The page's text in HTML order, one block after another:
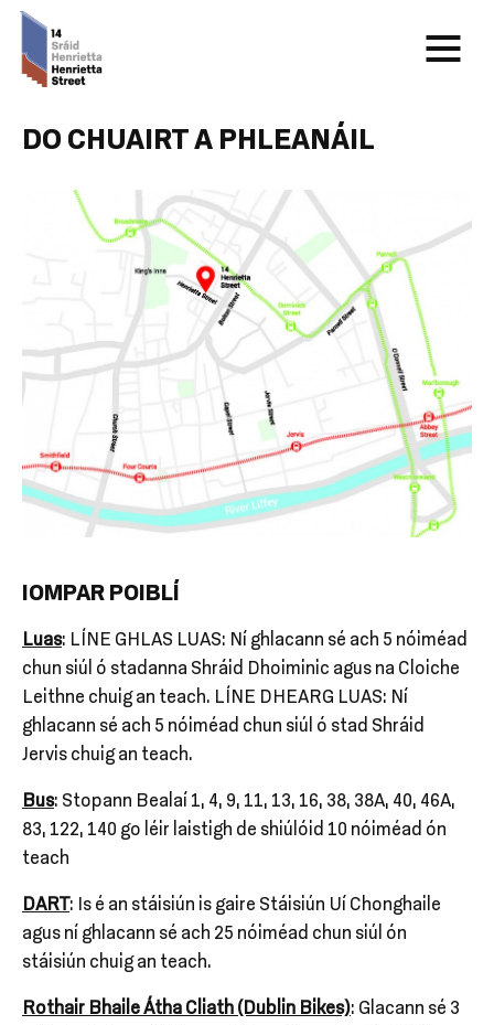
DO CHUAIRT A PHLEANÁIL
IOMPAR POIBLÍ
Luas: LÍNE GHLAS LUAS: Ní ghlacann sé ach 5 nóiméad
chun siúl ó stadanna Shráid Dhoiminic agus na Cloiche
Leithne chuig an teach. LÍNE DHEARG LUAS: Ní
ghlacann sé ach 5 nóiméad chun siúl ó stad Shráid
Jervis chuig an teach.
Bus: Stopann Bealaí 1, 4, 9, 11, 13, 16, 38, 38A, 40, 46A,
83, 122, 140 go léir laistigh de shiúlóid 10 nóiméad ón
teach
DART: Is é an stáisiún is gaire Stáisiún Uí Chonghaile
agus ní ghlacann sé ach 25 nóiméad chun siúl ón
stáisiún chuig an teach.
Rothair Bhaile Átha Cliath (Dublin Bikes): Glacann sé 3